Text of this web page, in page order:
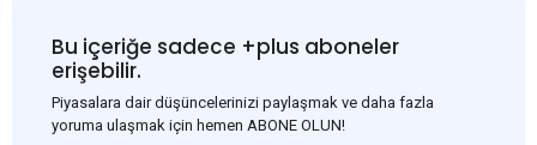
Bu içeriğe sadece +plus aboneler
erişebilir.
Piyasalara dair düşüncelerinizi paylaşmak ve daha fazla
yoruma ulaşmak için hemen ABONE OLUN!